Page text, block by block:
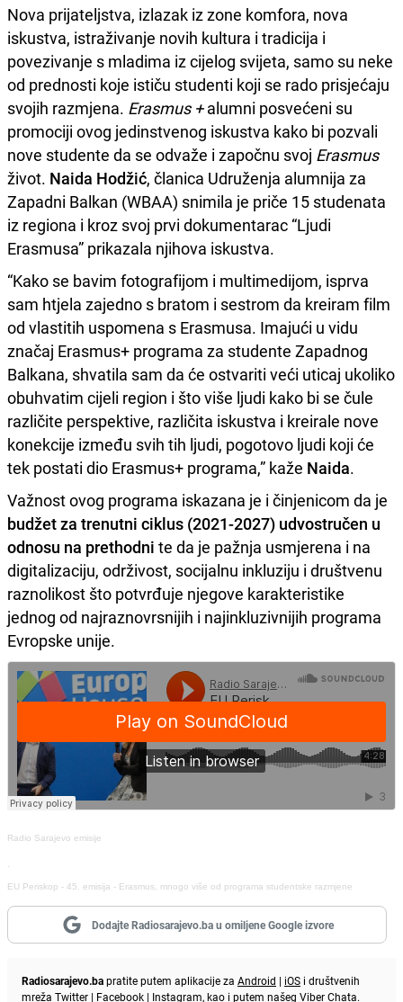
Nova prijateljstva, izlazak iz zone komfora, nova
iskustva, istraživanje novih kultura i tradicija i
povezivanje s mladima iz cijelog svijeta, samo su neke
od prednosti koje ističu studenti koji se rado prisjećaju
svojih razmjena. Erasmus +alumni posvećeni su
promociji ovog jedinstvenog iskustva kako bi pozvali
nove studente da se odvaže i započnu svoj Erasmus
život. Naida Hodžić, članica Udruženja alumnija za
Zapadni Balkan (WBAA) snimila je priče 15 studenata
iz regiona i kroz svoj prvi dokumentarac “Ljudi
Erasmusa” prikazala njihova iskustva.
“Kako se bavim fotografijom i multimedijom, isprva
sam htjela zajedno s bratom i sestrom da kreiram film
od vlastitih uspomena s Erasmusa. Imajući u vidu
značaj Erasmus+ programa za studente Zapadnog
Balkana, shvatila sam da će ostvariti veći uticaj ukoliko
obuhvatim cijeli region i što više ljudi kako bi se čule
različite perspektive, različita iskustva i kreirale nove
konekcije između svih tih ljudi, pogotovo ljudi koji će
tek postati dio Erasmus+ programa,” kaže Naida.
Važnost ovog programa iskazana je i činjenicom da je
budžet za trenutni ciklus (2021-2027) udvostručen u
odnosu na prethodni te da je pažnja usmjerena i na
digitalizaciju, održivost, socijalnu inkluziju i društvenu
raznolikost što potvrđuje njegove karakteristike
jednog od najraznovrsnijih i najinkluzivnijih programa
Evropske unije.
Radio Sarajevo emisije
·
EU Periskop - 45. emisija - Erasmus, mnogo više od programa studentske razmjene
Dodajte Radiosarajevo.ba u omiljene Google izvore
Radiosarajevo.bapratite putem aplikacije za Android | iOS i društvenih
mreža Twitter | Facebook | Instagram, kao i putem našeg ViberChata.